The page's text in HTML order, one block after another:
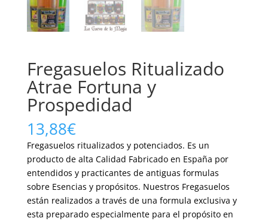
Fregasuelos Ritualizado
Atrae Fortuna y
Prospedidad
13,88€
Fregasuelos ritualizados y potenciados. Es un
producto de alta Calidad Fabricado en España por
entendidos y practicantes de antiguas formulas
sobre Esencias y propósitos. Nuestros Fregasuelos
están realizados a través de una formula exclusiva y
esta preparado especialmente para el propósito en